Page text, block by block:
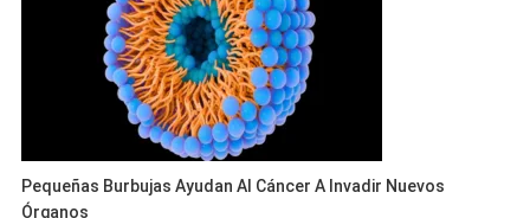
Pequeñas Burbujas Ayudan Al Cáncer A Invadir Nuevos
Órganos